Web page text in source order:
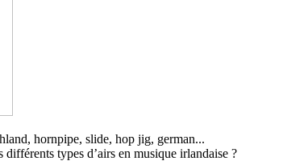
hornpipe, slide, hop jig, german...
différents types d’airs en musique irlandaise ?